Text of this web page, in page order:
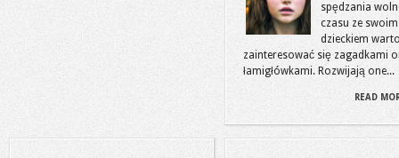
spędzania
czasu ze swoim
dzieckiem
zainteresować się zagadkami
łamigłówkami. Rozwijają one...
READ